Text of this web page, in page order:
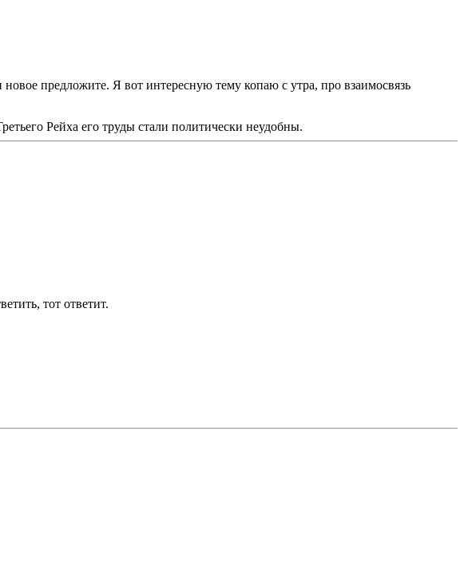
предложите. Я вот интересную тему копаю с утра, про взаимосвязь
Рейха его труды стали политически неудобны.
тот ответит.